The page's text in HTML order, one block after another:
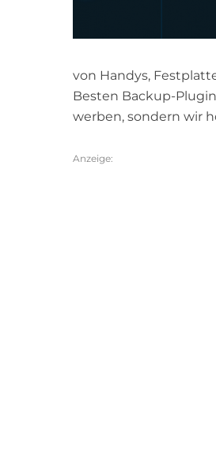
von Handys,
Besten Backup-
werben, sondern wir
Anzeige: